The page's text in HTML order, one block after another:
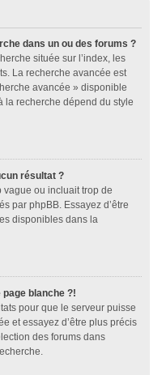
dans un ou des forums ?
située sur l’index, les
La recherche avancée est
avancée » disponible
la recherche dépend du style
résultat ?
vague ou incluait trop de
par phpBB. Essayez d’être
disponibles dans la
blanche ?!
pour que le serveur puisse
et essayez d’être plus précis
des forums dans